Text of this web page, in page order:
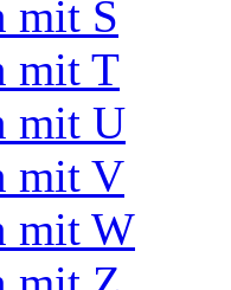
mit S
mit T
mit U
mit V
mit W